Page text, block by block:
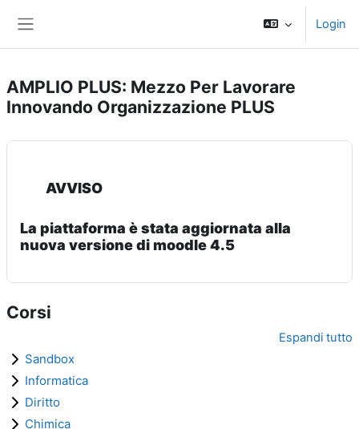
Login
AMPLIO PLUS: Mezzo Per Lavorare
Innovando Organizzazione PLUS
AVVISO
La piattaforma è stata aggiornata alla
nuova versione di moodle 4.5
Corsi
Espandi tutto
Sandbox
Informatica
Diritto
Chimica